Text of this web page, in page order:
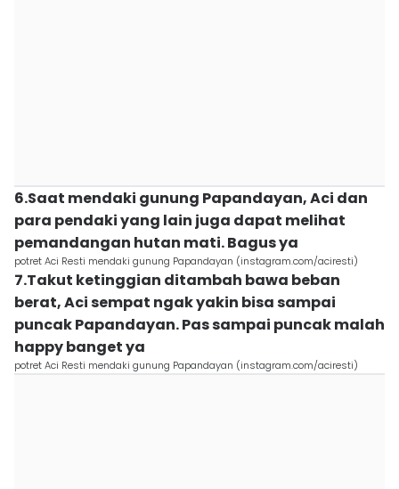
6.Saat mendaki gunung Papandayan, Aci dan
para pendaki yang lain juga dapat melihat
pemandangan hutan mati. Bagus ya
potret Aci Resti mendaki gunung Papandayan (instagram.com/aciresti)
7.Takut ketinggian ditambah bawa beban
berat, Aci sempat ngak yakin bisa sampai
puncak Papandayan. Pas sampai puncak malah
happy banget ya
potret Aci Resti mendaki gunung Papandayan (instagram.com/aciresti)